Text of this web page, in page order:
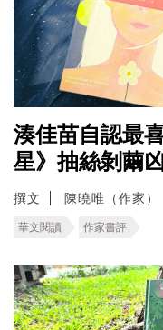
湊佳苗自認最
星》抽絲剝繭
撰文 陳曉唯（作家）
華文閱讀 作家書評